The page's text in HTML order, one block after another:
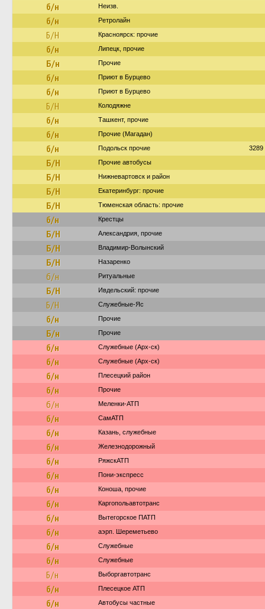
б/н Неизв.
б/н Ретролайн
Б/Н Красноярск: прочие
б/н Липецк, прочие
Б/н Прочие
б/н Приют в Бурцево
б/н Приют в Бурцево
Б/Н Колодяжне
б/н Ташкент, прочие
б/н Прочие (Магадан)
б/н Подольск прочие 3289
Б/Н Прочие автобусы
Б/Н Нижневартовск и район
Б/Н Екатеринбург: прочие
Б/Н Тюменская область: прочие
б/н Крестцы
Б/Н Александрия, прочие
Б/Н Владимир-Волынский
Б/Н Назаренко
б/н Ритуальные
Б/Н Ивдельский: прочие
Б/Н Служебные-Яс
б/н Прочие
Б/н Прочие
б/н Служебные (Арх-ск)
б/н Служебные (Арх-ск)
б/н Плесецкий район
б/н Прочие
б/н Меленки-АТП
б/н СамАТП
б/н Казань, служебные
б/н Железнодорожный
б/н РяжскАТП
б/н Пони-экспресс
б/н Коноша, прочие
б/н Каргопольавтотранс
б/н Вытегорское ПАТП
б/н аэрп. Шереметьево
б/н Служебные
б/н Служебные
Б/н Выборгавтотранс
б/н Плесецкое АТП
б/н Автобусы частные